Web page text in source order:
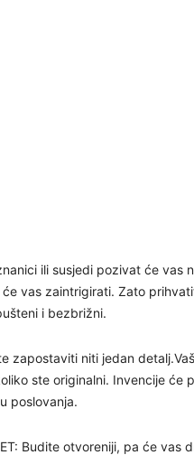
ili susjedi pozivat će
će vas zaintrigirati. Zato
i bezbrižni.
zapostaviti niti jedan
ste originalni. Invencije će
poslovanja.
Budite otvoreniji, pa će vas